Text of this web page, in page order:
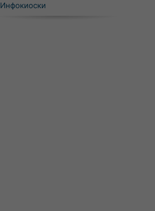
Инфокиоски